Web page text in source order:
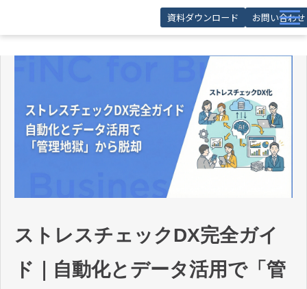
資料ダウンロード お問い合わせ
お役立ち記事
お役立ち資料
ストレスチェックDX完全ガイ
ド｜自動化とデータ活用で「管